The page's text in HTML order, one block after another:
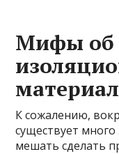
Мифы об
К сожалению,
существует
мешать сделать